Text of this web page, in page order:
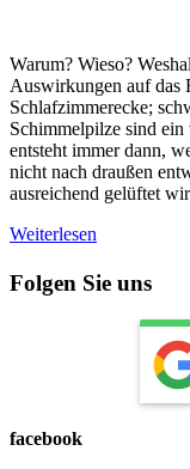
Warum? Wieso?
Auswirkungen auf das
Schlafzimmerecke;
Schimmelpilze sind ein
entsteht immer dann,
nicht nach draußen
ausreichend gelüftet
Weiterlesen
Folgen Sie uns
facebook